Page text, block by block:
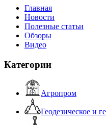
Главная
Новости
Полезные статьи
Обзоры
Видео
Категории
Агропром
Геодезическое и